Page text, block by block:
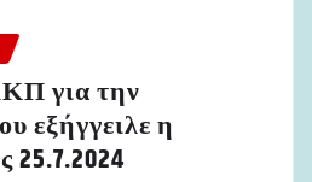
για την
εξήγγειλε η